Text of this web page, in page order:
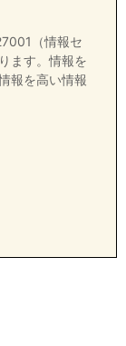
（情報セ
ます。情報を
報を高い情報